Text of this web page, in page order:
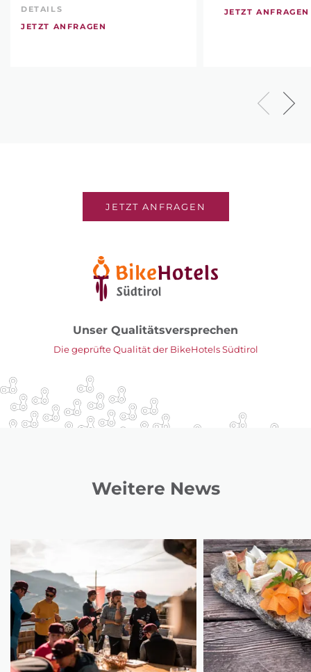
DETAILS
JETZT ANFRAGEN
JETZT ANFRAGEN
JETZT ANFRAGEN
Unser Qualitätsversprechen
Die geprüfte Qualität der BikeHotels Südtirol
Weitere News